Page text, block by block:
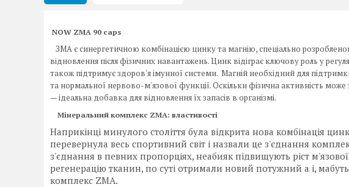
NOW ZMA 90 caps
ЗМА є синергетичною комбінацією цинку та магнію, спеціально
відновлення після фізичних навантажень. Цинк відіграє ключову роль у
також підтримує здоров'я імунної системи. Магній необхідний для
та нормальної нервово-м'язової функції. Оскільки фізична активність
— ідеальна добавка для відновлення їх запасів в організмі.
Мінеральний комплекс ZMA: властивості
Наприкінці минулого століття була відкрита нова комбінація
перевернула весь спортивний світ і назвали це з'єднання
з'єднання в певних пропорціях, неабияк підвищують ріст
регенерацію тканин, по суті отримали новий потужний а і,
комплекс ZMA.